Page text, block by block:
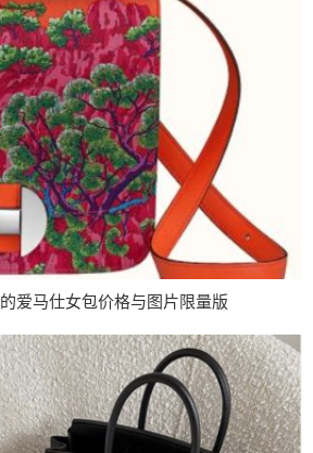
爱马仕女包价格与图片限量版